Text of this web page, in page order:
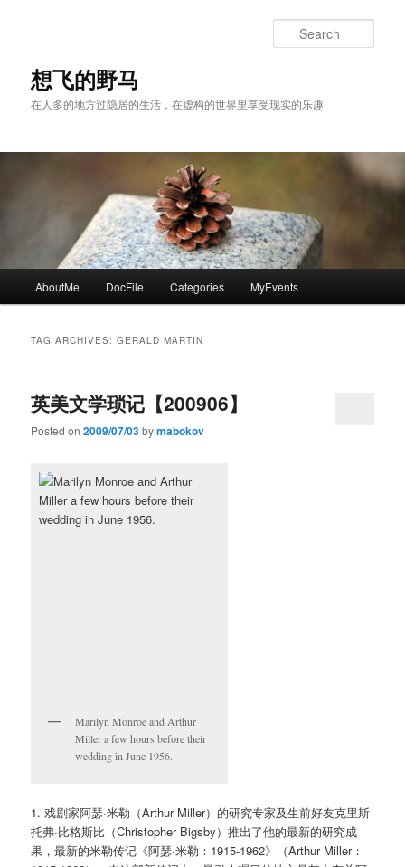
content
content想飞的野马
在人多的地方过隐居的生活，在虚构的世界里享受现实的乐趣
AboutMe DocFile Categories MyEvents
TAG ARCHIVES:GERALD MARTIN
英美文学琐记【200906】
Posted on2009/07/03bymabokov
Marilyn Monroe and Arthur
Miller a few hours before their
wedding in June 1956.
1. 戏剧家阿瑟·米勒（Arthur Miller）的研究专家及生前好友克里斯
托弗·比格斯比（Christopher Bigsby）推出了他的最新的研究成
果，最新的米勒传记《阿瑟·米勒：1915-1962》（Arthur Miller：